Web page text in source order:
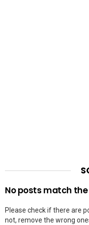
No posts match
Please check if there are
not, remove the wrong